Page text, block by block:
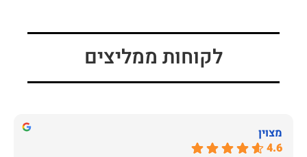
לקוחות ממליצים
מצוין
4.6